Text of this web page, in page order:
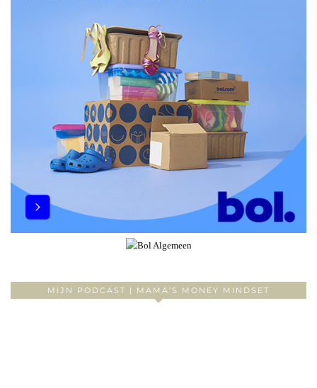
MIJN PODCAST | MAMA’S MONEY MINDSET